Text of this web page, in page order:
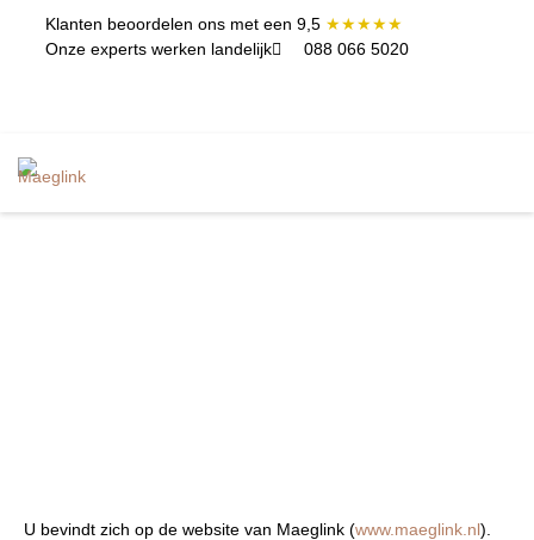
Klanten beoordelen ons met een 9,5 ★★★★★
Onze experts werken landelijk
088 066 5020
U bevindt zich op de website van Maeglink (www.maeglink.nl).